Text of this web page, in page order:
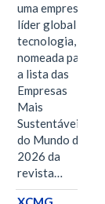
uma empresa
líder global em
tecnologia, foi
nomeada para
a lista das
Empresas
Mais
Sustentáveis
do Mundo de
2026 da
revista…